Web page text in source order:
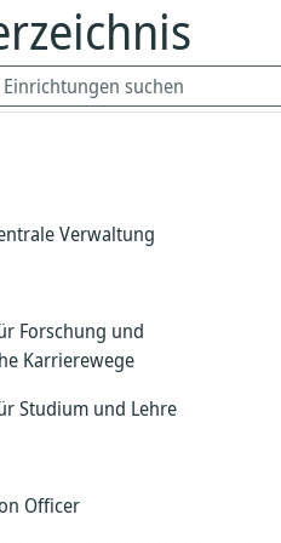
Verwaltung
und Diversität
und Strahlenschutz
Forschung und
Karrierewege
Studium und Lehre
Officer